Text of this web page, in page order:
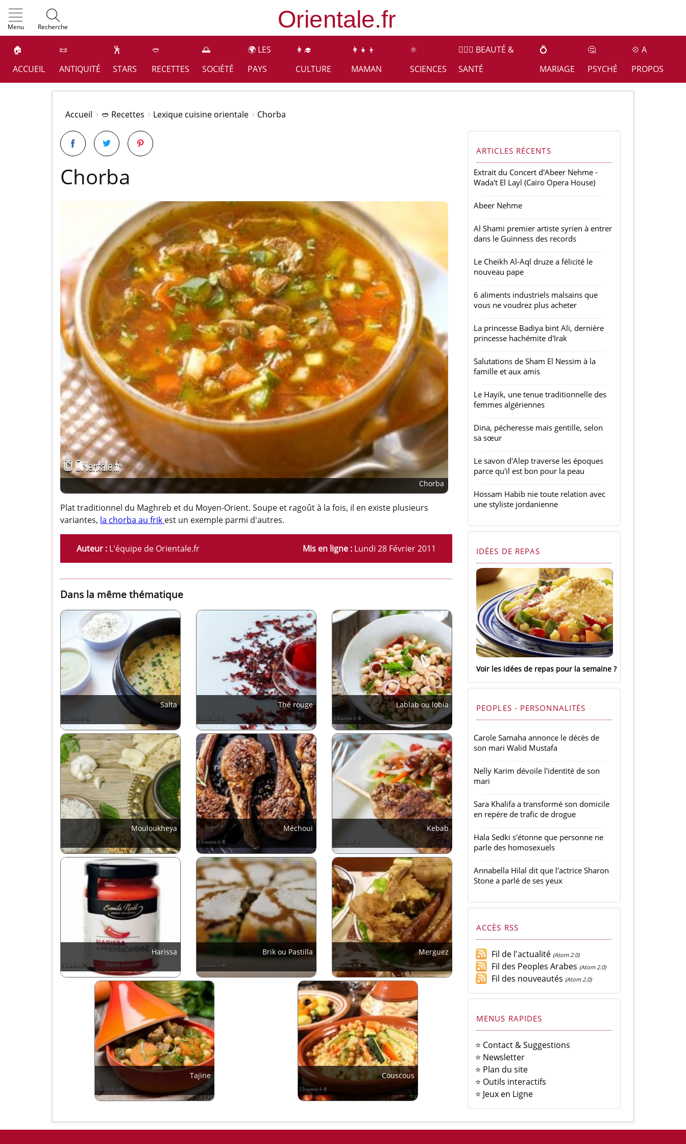
Menu Recherche
🏠
ACCUEIL
📜
ANTIQUITÉ
🕺
STARS
🥙
RECETTES
🌅
SOCIÉTÉ
🌍 LES
PAYS
👩‍🎓
CULTURE
👩‍👧‍👦
MAMAN
⚛️
SCIENCES
👩🏻‍⚕️ BEAUTÉ &
SANTÉ
💍
MARIAGE
🤔
PSYCHÉ
💠 A
PROPOS
Accueil 🥙 Recettes Lexique cuisine orientale Chorba
Chorba
Chorba
Plat traditionnel du Maghreb et du Moyen-Orient. Soupe et ragoût à la fois, il en existe plusieurs
variantes, la chorba au frik est un exemple parmi d'autres.
Auteur : L'équipe de Orientale.fr Mis en ligne : Lundi 28 Février 2011
Dans la même thématique
Salta Thé rouge Lablab ou lobia
Mouloukheya Méchoui Kebab
Harissa Brik ou Pastilla Merguez
Tajine Couscous
ARTICLES RÉCENTS
Extrait du Concert d'Abeer Nehme -
Wada't El Layl (Cairo Opera House)
Abeer Nehme
Al Shami premier artiste syrien à entrer
dans le Guinness des records
Le Cheikh Al-Aql druze a félicité le
nouveau pape
6 aliments industriels malsains que
vous ne voudrez plus acheter
La princesse Badiya bint Ali, dernière
princesse hachémite d'Irak
Salutations de Sham El Nessim à la
famille et aux amis
Le Hayik, une tenue traditionnelle des
femmes algériennes
Dina, pécheresse mais gentille, selon
sa sœur
Le savon d'Alep traverse les époques
parce qu'il est bon pour la peau
Hossam Habib nie toute relation avec
une styliste jordanienne
IDÉES DE REPAS
Voir les idées de repas pour la semaine
PEOPLES - PERSONNALITÉS
Carole Samaha annonce le décès de
son mari Walid Mustafa
Nelly Karim dévoile l'identité de son
mari
Sara Khalifa a transformé son domicile
en repère de trafic de drogue
Hala Sedki s'étonne que personne ne
parle des homosexuels
Annabella Hilal dit que l'actrice Sharon
Stone a parlé de ses yeux
ACCÈS RSS
Fil de l'actualité (Atom 2.0)
Fil des Peoples Arabes (Atom 2.0)
Fil des nouveautés (Atom 2.0)
MENUS RAPIDES
⭐ Contact & Suggestions
⭐ Newsletter
⭐ Plan du site
⭐ Outils interactifs
⭐ Jeux en Ligne